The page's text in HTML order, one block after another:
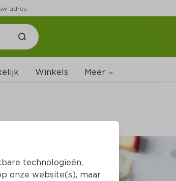
adres
Winkels Meer
Wijnshop
Boodschappenlijstjes
technologieën,
onze website(s), maar